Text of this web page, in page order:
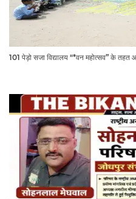
101 पेड़ो सजा विद्यालय "*वन महोत्सव” के तहत